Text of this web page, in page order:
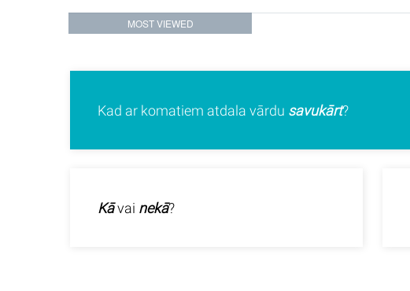
MOST VIEWED
Kad ar komatiem atdala vārdu savukārt?
Kāvai nekā?